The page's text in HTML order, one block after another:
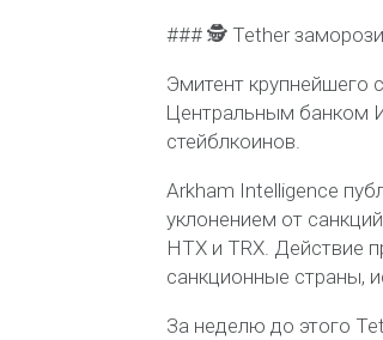
### 🕵️ Tether
Эмитент крупнейшего
Центральным банком
стейблкоинов.
Arkham Intelligence
уклонением от
HTX и TRX. Действие
санкционные страны,
За неделю до этого